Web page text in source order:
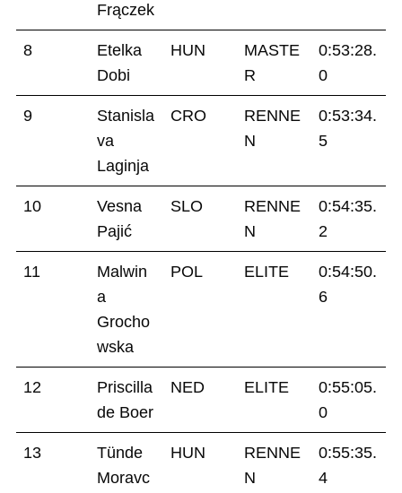
Frączek
8
Etelka
Dobi
HUN
MASTE
R
0:53:28.
0
9
Stanisla
va
Laginja
CRO
RENNE
N
0:53:34.
5
10
Vesna
Pajić
SLO
RENNE
N
0:54:35.
2
11
Malwin
a
Grocho
wska
POL ELITE
0:54:50.
6
12
Priscilla
de Boer
NED ELITE
0:55:05.
0
13
Tünde
Moravc
HUN
RENNE
N
0:55:35.
4